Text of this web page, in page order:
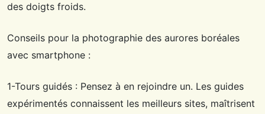
des doigts froids.
Conseils pour la photographie des aurores boréales
avec smartphone :
1-Tours guidés : Pensez à en rejoindre un. Les guides
expérimentés connaissent les meilleurs sites, maîtrisent